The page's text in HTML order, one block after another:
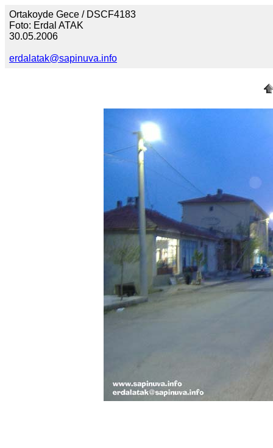
Ortakoyde Gece / DSCF4183
Foto: Erdal ATAK
30.05.2006
erdalatak@sapinuva.info